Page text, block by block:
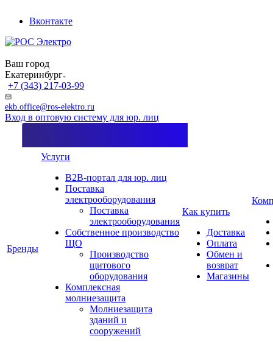
Вконтакте
Ваш город
Екатеринбург
+7 (343) 217-03-99
ekb.office@ros-elektro.ru
Вход в оптовую систему для юр. лиц
Бренды
Услуги
B2B-портал для юр. лиц
Поставка
электрооборудования
Поставка
электрооборудования
Собственное производство
ЩО
Производство
щитового
оборудования
Комплексная
молниезащита
Молниезащита
зданий и
сооружений
Как купить
Доставка
Оплата
Обмен и
возврат
Магазины